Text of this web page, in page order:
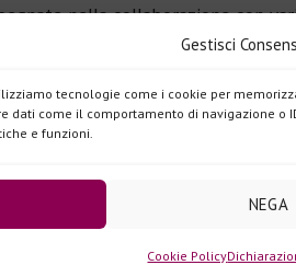
Gestisci
tecnologie come i cookie per
dati come il comportamento di navigazione o
e funzioni.
NEGA
Cookie Policy
nella collaborazione con
che si terrà il 27